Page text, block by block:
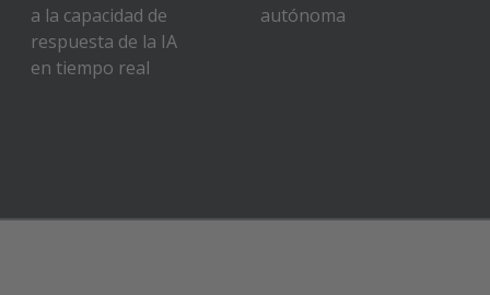
a la capacidad de
respuesta de la IA
en tiempo real
autónoma